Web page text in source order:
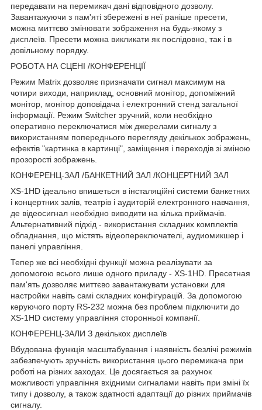
передавати на перемикач дані відповідного дозволу.
Завантажуючи з пам'яті збережені в неї раніше пресети,
можна миттєво змінювати зображення на будь-якому з
дисплеїв. Пресети можна викликати як послідовно, так і в
довільному порядку.
РОБОТА НА СЦЕНІ /КОНФЕРЕНЦІЇ
Режим Matrix дозволяє призначати сигнал максимум на
чотири виходи, наприклад, основний монітор, допоміжний
монітор, монітор доповідача і електронний стенд загальної
інформації. Режим Switcher зручний, коли необхідно
оперативно переключатися між джерелами сигналу з
використанням попереднього перегляду декількох зображень,
ефектів "картинка в картинці", заміщення і переходів зі зміною
прозорості зображень.
КОНФЕРЕНЦ-ЗАЛ /БАНКЕТНИЙ ЗАЛ /КОНЦЕРТНИЙ ЗАЛ
XS-1HD ідеально впишеться в інсталяційні системи банкетних
і концертних залів, театрів і аудиторій електронного навчання,
де відеосигнал необхідно виводити на кілька приймачів.
Альтернативний підхід - використання складних комплектів
обладнання, що містять відеопереключателі, аудиомикшер і
панелі управління.
Тепер же всі необхідні функції можна реалізувати за
допомогою всього лише одного приладу - XS-1HD. Пресетная
пам'ять дозволяє миттєво завантажувати установки для
настройки навіть самі складних конфігурацій. За допомогою
керуючого порту RS-232 можна без проблем підключити до
XS-1HD систему управління сторонньої компанії.
КОНФЕРЕНЦ-ЗАЛИ З декількох дисплеїв
Вбудована функція масштабування і наявність безлічі режимів
забезпечують зручність використання цього перемикача при
роботі на різних заходах. Це досягається за рахунок
можливості управління вхідними сигналами навіть при зміні їх
типу і дозволу, а також здатності адаптації до різних приймачів
сигналу.